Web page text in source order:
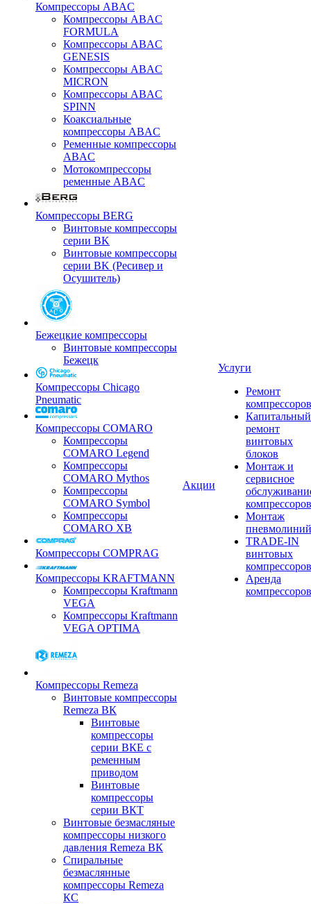
Компрессоры ABAC
Компрессоры ABAC
FORMULA
Компрессоры ABAC
GENESIS
Компрессоры ABAC
MICRON
Компрессоры ABAC
SPINN
Коаксиальные
компрессоры ABAC
Ременные компрессоры
ABAC
Мотокомпрессоры
ременные ABAC
Компрессоры BERG
Винтовые компрессоры
серии BK
Винтовые компрессоры
серии BK (Ресивер и
Осушитель)
Бежецкие компрессоры
Винтовые компрессоры
Бежецк
Компрессоры Chicago
Pneumatic
Компрессоры COMARO
Компрессоры
COMARO Legend
Компрессоры
COMARO Mythos
Компрессоры
COMARO Symbol
Компрессоры
COMARO XB
Компрессоры COMPRAG
Компрессоры KRAFTMANN
Компрессоры Kraftmann
VEGA
Компрессоры Kraftmann
VEGA OPTIMA
Компрессоры Remeza
Винтовые компрессоры
Remeza ВК
Винтовые
компрессоры
серии ВКЕ с
ременным
приводом
Винтовые
компрессоры
серии ВКТ
Винтовые безмасляные
компрессоры низкого
давления Remeza ВК
Спиральные
безмаслянные
компрессоры Remeza
КС
Акции
Услуги
Ремонт
компрессоров
Капитальный
ремонт
винтовых
блоков
Монтаж и
сервисное
компрессоров
Монтаж
пневмолиний
TRADE-IN
винтовых
компрессоров
Аренда
компрессоров